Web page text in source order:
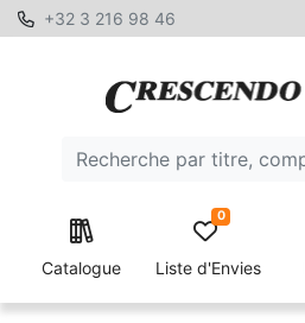
+32 3 216 98 46
Catalogue Liste d'Envies
0